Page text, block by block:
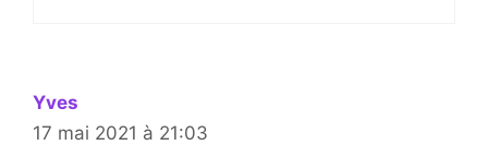
Yves
17 mai 2021 à 21:03